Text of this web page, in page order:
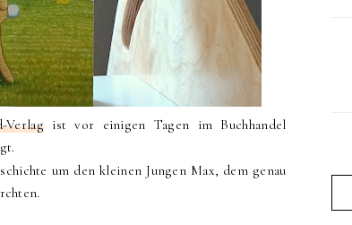
Verlag ist vor einigen Tagen im Buchhandel
um den kleinen Jungen Max, dem genau